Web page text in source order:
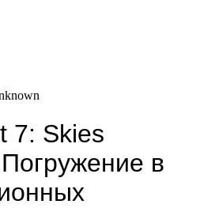
7: Skies
в